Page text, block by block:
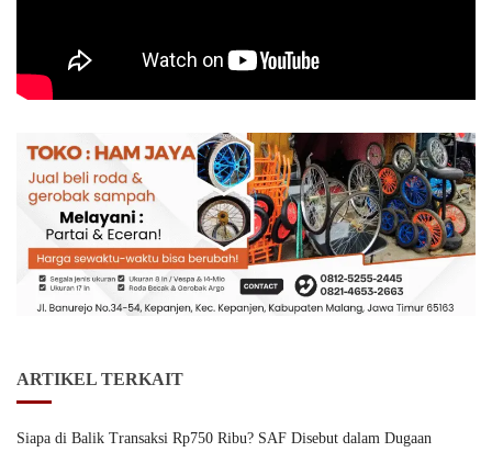
ARTIKEL TERKAIT
Siapa di Balik Transaksi Rp750 Ribu? SAF Disebut dalam Dugaan